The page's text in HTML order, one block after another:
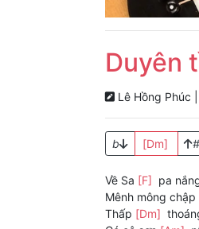
Duyên
Lê Hồng Phúc |
b [Dm] #
Về Sa [F] pa
Mênh mông chập
Thấp [Dm]